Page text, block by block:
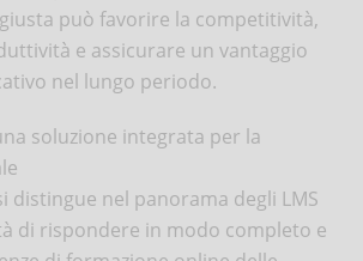
può favorire la competitività,
e assicurare un vantaggio
nel lungo periodo.
soluzione integrata per la
distingue nel panorama degli LMS
di rispondere in modo completo e